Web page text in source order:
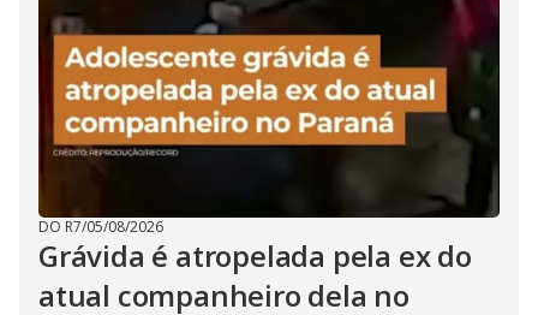
DO R7/05/08/2026
Grávida é atropelada pela ex do
atual companheiro dela no